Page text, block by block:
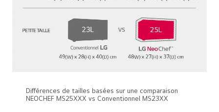
Différences de tailles basées sur une comparaison
NEOCHEF MS25XXX vs Conventionnel MS23XX